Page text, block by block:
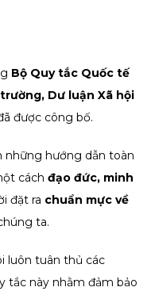
Bộ Quy tắc Quốc tế
Dư luận Xã hội
được công bố.
những hướng dẫn toàn
cách đạo đức, minh
đặt ra chuẩn mực về
ta.
luôn tuân thủ các
tắc này nhằm đảm bảo